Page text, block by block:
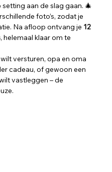
aan de slag gaan. 🎄
foto’s, zodat je
Na afloop ontvang je 12
, helemaal klaar om te
versturen, opa en oma
cadeau, of gewoon een
vastleggen – de